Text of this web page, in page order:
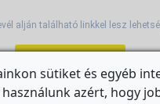
alján található linkkel lesz
sütiket és egyéb
azért, hogy